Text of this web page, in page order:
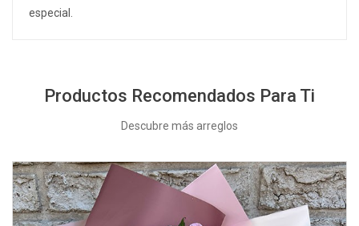
especial.
Productos Recomendados Para Ti
Descubre más arreglos